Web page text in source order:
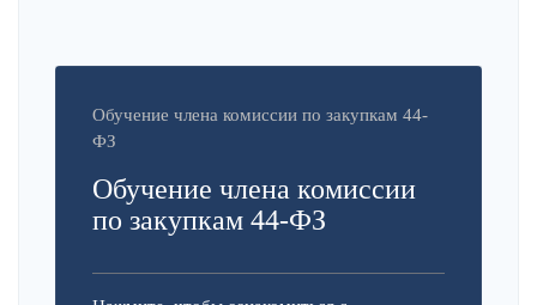
Обучение члена комиссии по закупкам 44-
ФЗ
Обучение члена комиссии
по закупкам 44-ФЗ